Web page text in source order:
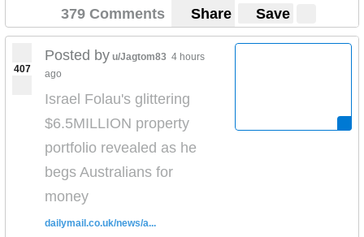
379 Comments Share Save
407
Posted by u/Jagtom83 4 hours
ago
Israel Folau's glittering
$6.5MILLION property
portfolio revealed as he
begs Australians for
money
dailymail.co.uk/news/a...